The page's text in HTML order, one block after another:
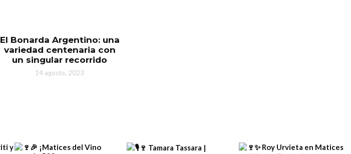
El Bonarda Argentino: una
variedad centenaria con
un singular recorrido
14 agosto, 2023